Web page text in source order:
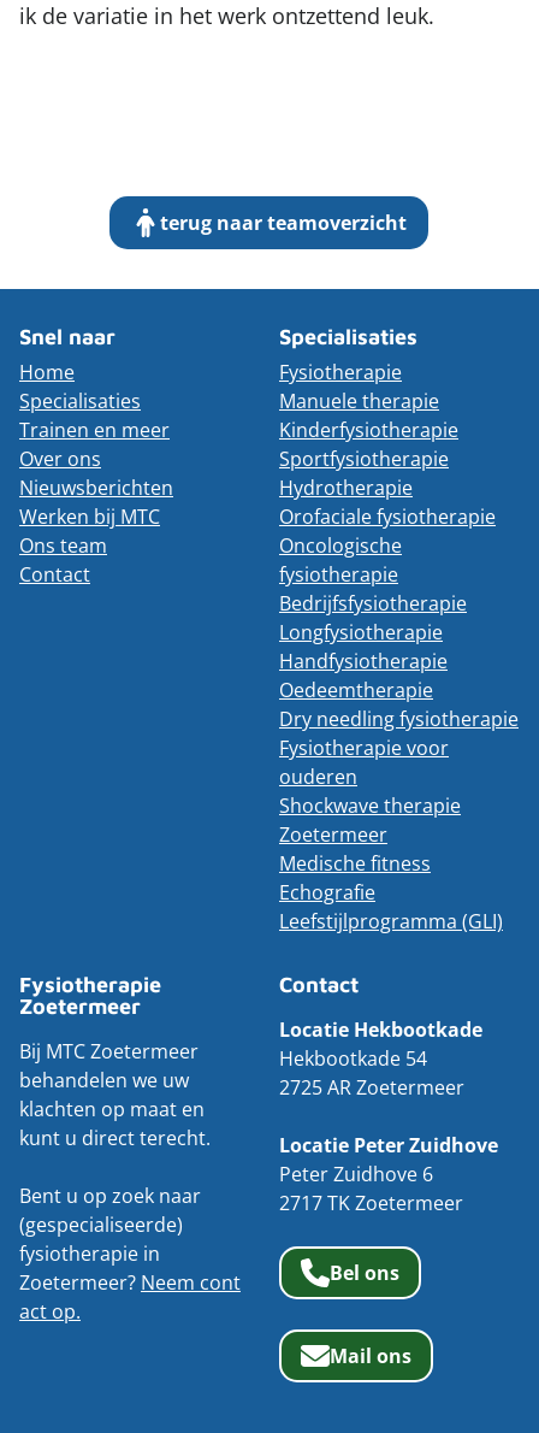
ik de variatie in het werk ontzettend leuk.
terug naar teamoverzicht
Snel naar
Home
Specialisaties
Trainen en meer
Over ons
Nieuwsberichten
Werken bij MTC
Ons team
Contact
Specialisaties
Fysiotherapie
Manuele therapie
Kinderfysiotherapie
Sportfysiotherapie
Hydrotherapie
Orofaciale fysiotherapie
Oncologische
fysiotherapie
Bedrijfsfysiotherapie
Longfysiotherapie
Handfysiotherapie
Oedeemtherapie
Dry needling fysiotherapie
Fysiotherapie voor
ouderen
Shockwave therapie
Zoetermeer
Medische fitness
Echografie
Leefstijlprogramma (GLI)
Fysiotherapie
Zoetermeer
Bij MTC Zoetermeer
behandelen we uw
klachten op maat en
kunt u direct terecht.
Bent u op zoek naar
(gespecialiseerde)
fysiotherapie in
Zoetermeer? Neem cont
act op.
Contact
Locatie Hekbootkade
Hekbootkade 54
2725 AR Zoetermeer
Locatie Peter Zuidhove
Peter Zuidhove 6
2717 TK Zoetermeer
Bel ons
Mail ons